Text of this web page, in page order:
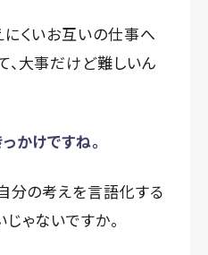
にくいお互いの仕事へ
、大事だけど難しいん
かけですね。
分の考えを言語化する
ゃないですか。